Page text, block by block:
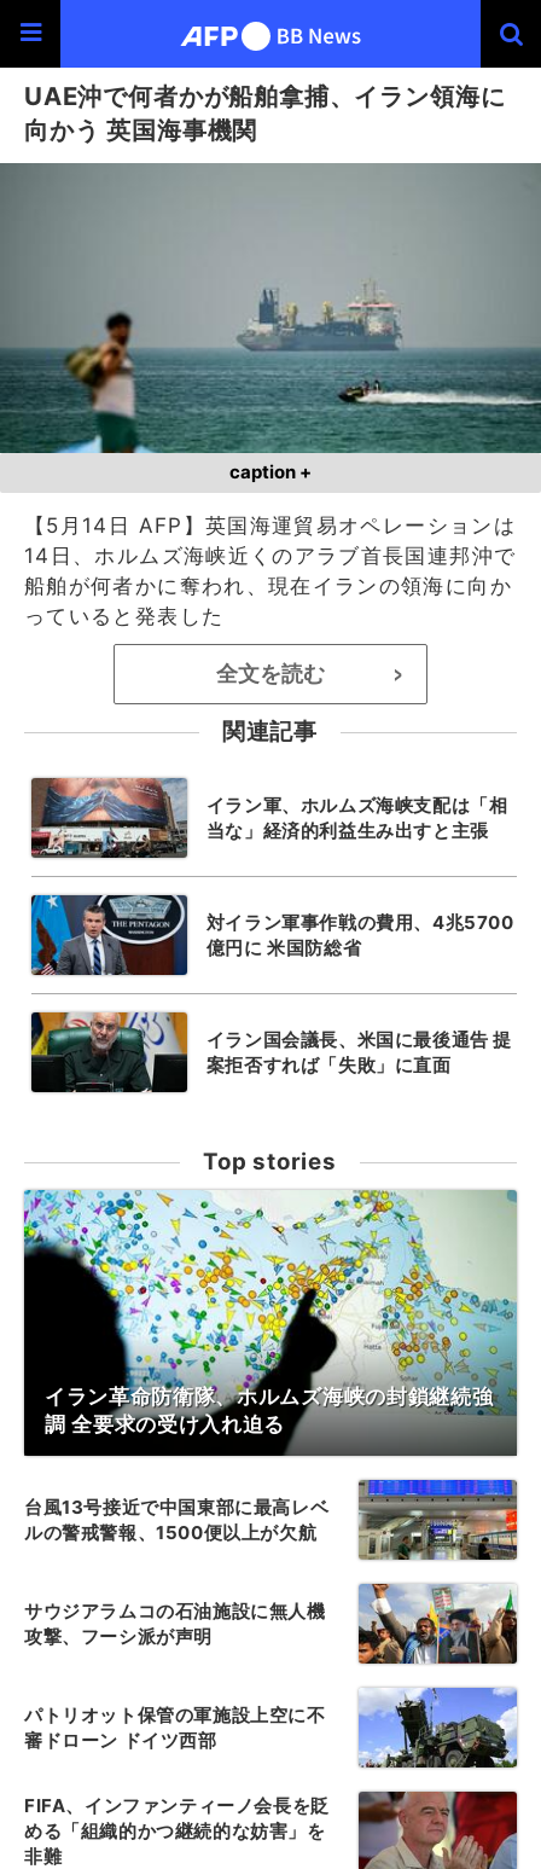
UAE沖で何者かが船舶拿捕、イラン領海に
向かう 英国海事機関
caption +
【5月14日 AFP】英国海運貿易オペレーションは
14日、ホルムズ海峡近くのアラブ首長国連邦沖で
船舶が何者かに奪われ、現在イランの領海に向か
っていると発表した
全文を読む >
関連記事
イラン軍、ホルムズ海峡支配は「相
当な」経済的利益生み出すと主張
対イラン軍事作戦の費用、4兆5700
億円に 米国防総省
イラン国会議長、米国に最後通告 提
案拒否すれば「失敗」に直面
Top stories
イラン革命防衛隊、ホルムズ海峡の封鎖継続強
調 全要求の受け入れ迫る
台風13号接近で中国東部に最高レベ
ルの警戒警報、1500便以上が欠航
サウジアラムコの石油施設に無人機
攻撃、フーシ派が声明
パトリオット保管の軍施設上空に不
審ドローン ドイツ西部
FIFA、インファンティーノ会長を貶
める「組織的かつ継続的な妨害」を
非難